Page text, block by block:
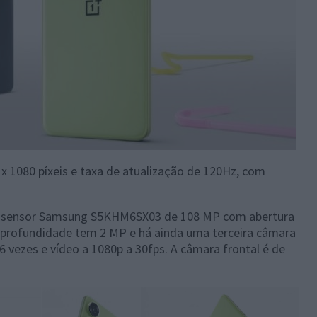
1080 píxeis e taxa de atualização de 120Hz, com
Samsung S5KHM6SX03 de 108 MP com abertura
tem 2 MP e há ainda uma terceira câmara
e vídeo a 1080p a 30fps. A câmara frontal é de